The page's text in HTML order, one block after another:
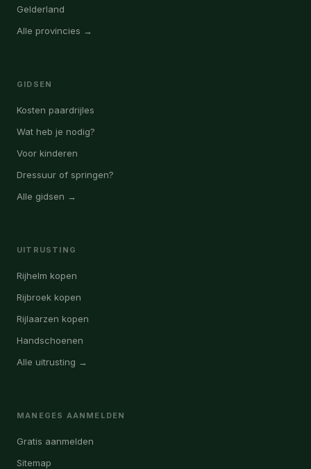
Gelderland
Alle provincies →
GIDSEN
Kosten paardrijles
Wat heb je nodig?
Voor kinderen
Dressuur of springen?
Alle gidsen →
UITRUSTING
Rijhelm kopen
Rijbroek kopen
Rijlaarzen kopen
Handschoenen
Alle uitrusting →
MANEGES AANMELDEN
Gratis aanmelden
Sitemap